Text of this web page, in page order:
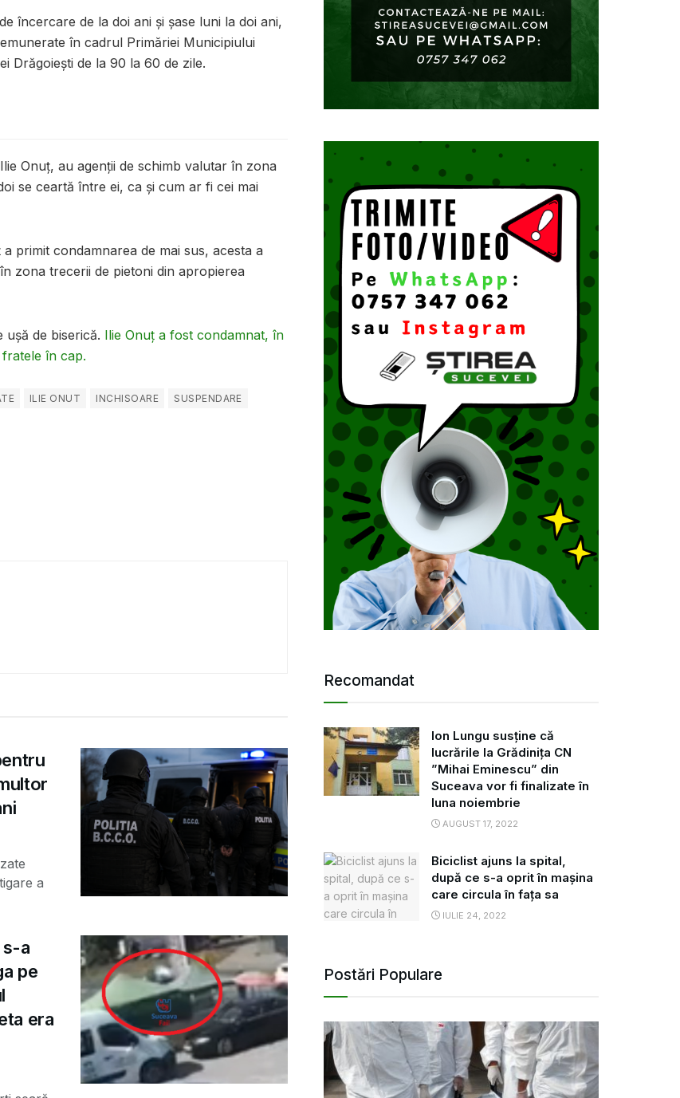
încercare de la doi ani și șase luni la doi ani,
în cadrul Primăriei Municipiului
Drăgoieşti de la 90 la 60 de zile.
Onuț, au agenții de schimb valutar în zona
se ceartă între ei, ca și cum ar fi cei mai
primit condamnarea de mai sus, acesta a
zona trecerii de pietoni din apropierea
ușă de biserică. Ilie Onuț a fost condamnat, în
în cap.
ILIE ONUT INCHISOARE
SUSPENDARE
a
s-a
pe
era
Recomandat
Ion Lungu susține că
lucrările la Grădinița CN
”Mihai Eminescu” din
Suceava vor fi finalizate în
luna noiembrie
AUGUST 17, 2022
Biciclist ajuns la spital,
după ce s-a oprit în mașina
care circula în fața sa
IULIE 24, 2022
Postări Populare